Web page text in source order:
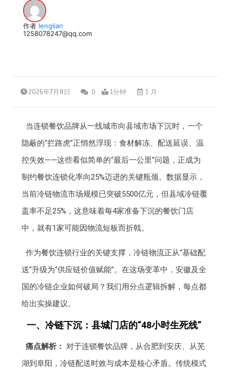
作者 lenglian
1258078247@qq.com
2026年7月8日 0 1分钟 1 月
当连锁餐饮品牌从一线城市向县域市场下沉时，一个
隐蔽的“拦路虎”正悄然浮现：食材解冻、配送延误、温
控失效——这些看似简单的“最后一公里”问题，正成为
制约餐饮连锁化率向25%迈进的关键瓶颈。数据显示，
当前冷链物流市场规模已突破5500亿元，但县域冷链覆
盖率不足25%，这意味着每4家准备下沉的餐饮门店
中，就有1家可能因物流短板而折戟。
作为餐饮连锁行业的关键支撑，冷链物流正从“基础配
送”升级为“供应链价值赋能”。在这场变革中，安徽及全
国的冷链企业如何破局？我们用分点逻辑拆解，每点都
给出实操建议。
一、冷链下沉：县城门店的“48小时生死线”
痛点解析： 对于连锁餐饮品牌，从合肥到安庆、从芜
湖到阜阳，冷链配送时效与成本是核心矛盾。传统模式